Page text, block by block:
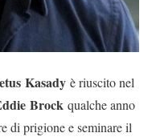
Kasady è riuscito nel
Brock qualche anno
di prigione e seminare il